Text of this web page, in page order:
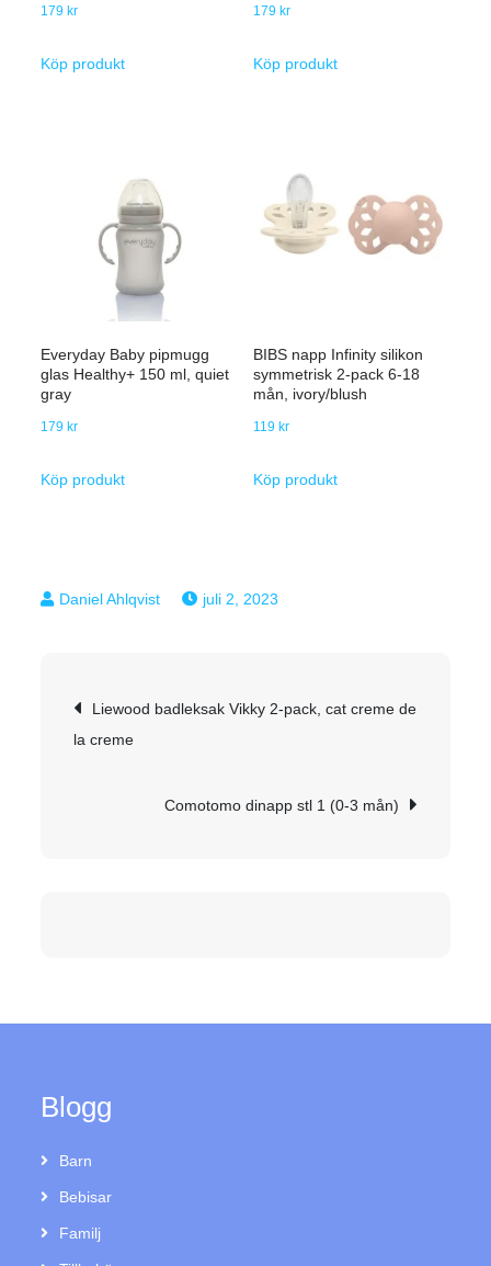
179 kr
Köp produkt
179 kr
Köp produkt
Everyday Baby pipmugg
glas Healthy+ 150 ml, quiet
gray
179 kr
Köp produkt
BIBS napp Infinity silikon
symmetrisk 2-pack 6-18
mån, ivory/blush
119 kr
Köp produkt
juli 2, 2023
Inläggsnavigering
Liewood badleksak Vikky 2-pack, cat creme de
la creme
Comotomo dinapp stl 1 (0-3 mån)
Blogg
Barn
Bebisar
Familj